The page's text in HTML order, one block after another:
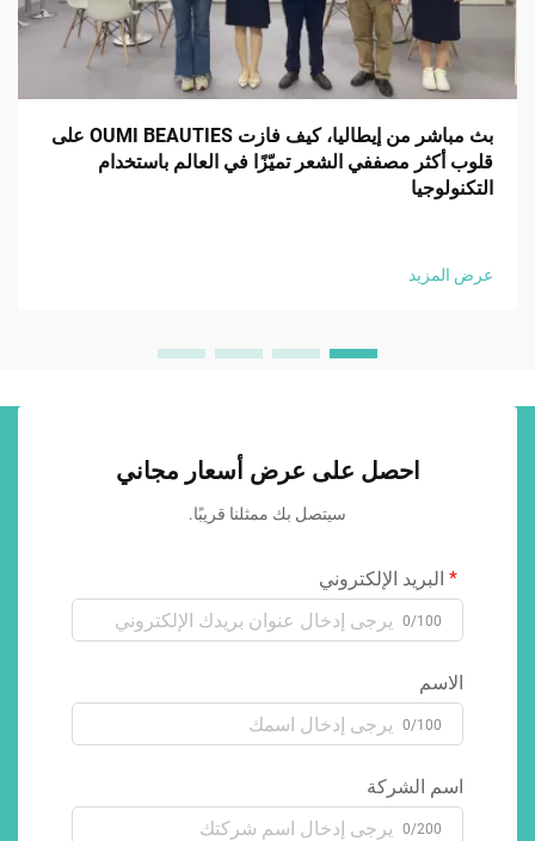
بث مباشر من إيطاليا، كيف فازت OUMI BEAUTIES على
قلوب أكثر مصففي الشعر تميّزًا في العالم باستخدام
التكنولوجيا
عرض المزيد
احصل على عرض أسعار مجاني
سيتصل بك ممثلنا قريبًا.
البريد الإلكتروني
0/100
الاسم
0/100
اسم الشركة
0/200